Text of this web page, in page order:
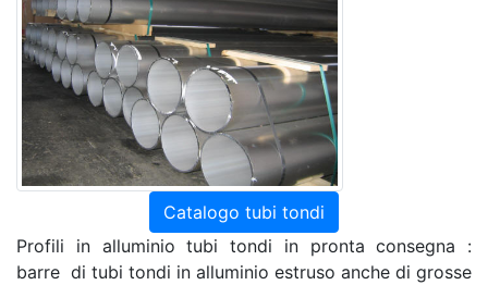
Catalogo tubi tondi
Profili in alluminio tubi tondi in pronta consegna :
barre di tubi tondi in alluminio estruso anche di grosse